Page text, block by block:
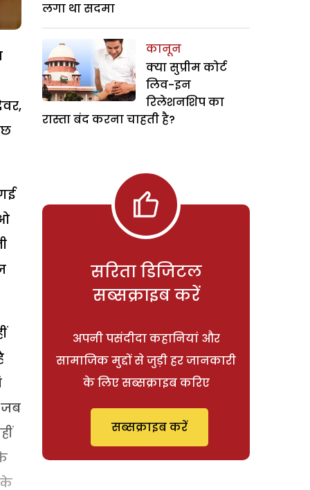
जब
के
लगा था सदमा
कानून
क्या सुप्रीम कोर्ट
लिव-इन
रिलेशनशिप का
रास्ता बंद करना चाहती है?
सरिता डिजिटल
सब्सक्राइब करें
अपनी पसंदीदा कहानियां और
सामाजिक मुद्दों से जुड़ी हर जानकारी
के लिए सब्सक्राइब करिए
सब्सक्राइब करें